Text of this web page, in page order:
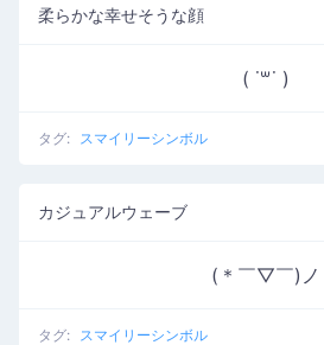
柔らかな幸せそうな顔
( ˙꒳​˙ )
タグ: スマイリーシンボル
カジュアルウェーブ
(＊￣▽￣)ノ
タグ: スマイリーシンボル